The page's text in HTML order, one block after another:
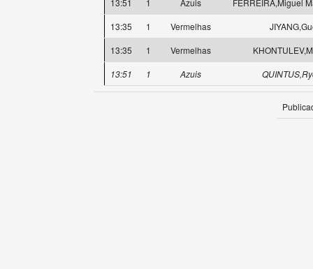
13:51
1 Azuis
FERREIRA,Miguel
13:35
1 Vermelhas
13:35
1 Vermelhas
13:51
1 Azuis